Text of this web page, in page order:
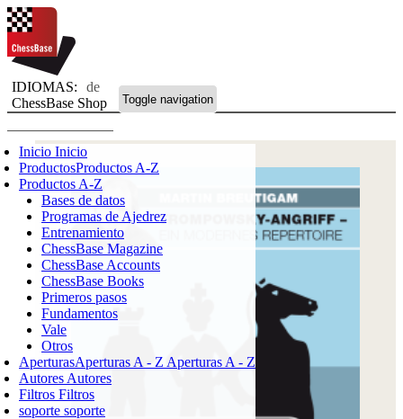
IDIOMAS:
de
ChessBase Shop
Toggle navigation
Inicio Inicio
ProductosProductos A-Z
Productos A-Z
Bases de datos
Programas de Ajedrez
Entrenamiento
ChessBase Magazine
ChessBase Accounts
ChessBase Books
Primeros pasos
Fundamentos
Vale
Otros
AperturasAperturas A - Z Aperturas A - Z
Autores Autores
Filtros Filtros
soporte soporte